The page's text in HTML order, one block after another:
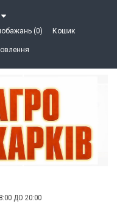
(0) Кошик
ДО 20:00